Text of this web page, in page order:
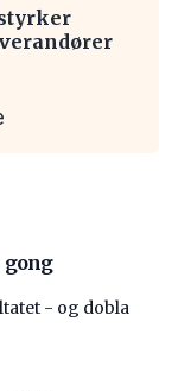
gong
- og dobla